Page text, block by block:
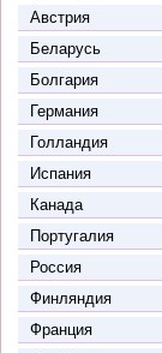
Австрия
Беларусь
Болгария
Германия
Голландия
Испания
Канада
Португалия
Россия
Финляндия
Франция